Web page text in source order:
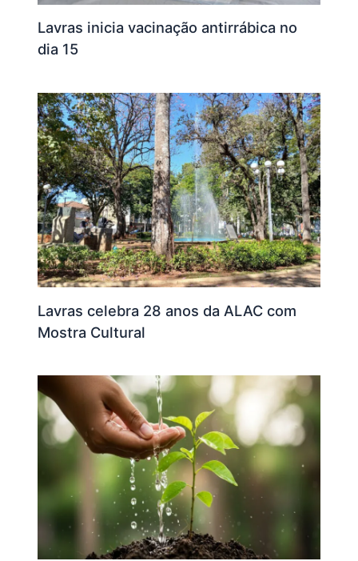
Lavras inicia vacinação antirrábica no
dia 15
Lavras celebra 28 anos da ALAC com
Mostra Cultural